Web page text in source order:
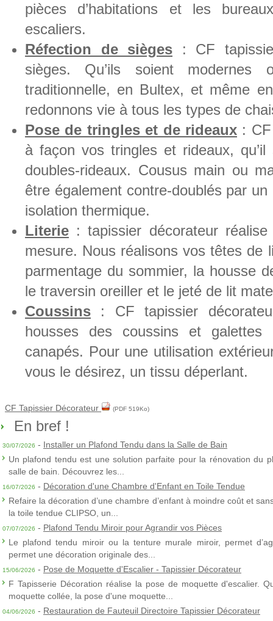
pièces d’habitations et les
escaliers.
Réfection de sièges : CF
sièges. Qu’ils soient modernes
traditionnelle, en Bultex, et même
redonnons vie à tous les types de
Pose de tringles et de rideaux :
à façon vos tringles et rideaux, qu’il
doubles-rideaux. Cousus main ou
être également contre-doublés par
isolation thermique.
Literie : tapissier décorateur
mesure. Nous réalisons vos têtes de
parmentage du sommier, la housse
le traversin oreiller et le jeté de lit
Coussins : CF tapissier
housses des coussins et galettes
canapés. Pour une utilisation
vous le désirez, un tissu déperlant.
CF Tapissier Décorateur (PDF 519Ko)
En bref !
30/07/2026 - Installer un Plafond Tendu dans la Salle de Bain
Un plafond tendu est une solution parfaite pour la rénovation du
salle de bain. Découvrez les...
16/07/2026 - Décoration d'une Chambre d'Enfant en Toile Tendue
Refaire la décoration d’une chambre d’enfant à moindre coût et
la toile tendue CLIPSO, un...
07/07/2026 - Plafond Tendu Miroir pour Agrandir vos Pièces
Le plafond tendu miroir ou la tenture murale miroir, permet
permet une décoration originale des...
15/06/2026 - Pose de Moquette d'Escalier - Tapissier Décorateur
F Tapisserie Décoration réalise la pose de moquette d'escalier.
moquette collée, la pose d'une moquette...
04/06/2026 - Restauration de Fauteuil Directoire Tapissier Décorateur